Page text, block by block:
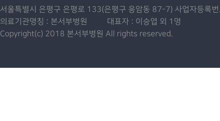
서울특별시 은평구 은평로 133(은평구 응암동 87-7) 사업자등
의료기관명칭 : 본서부병원 대표자 : 이승엽 외 1명
Copyright(c) 2018 본서부병원 All rights reserved.